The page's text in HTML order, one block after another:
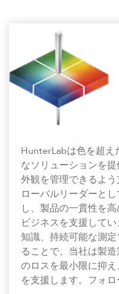
HunterLabは色を超え
なソリューションを
外観を管理できるよ
ローバルリーダーと
し、製品の一貫性を
ビジネスを支援して
知識、持続可能な測
ることで、当社は製
のロスを最小限に抑
を支援します。フォロ